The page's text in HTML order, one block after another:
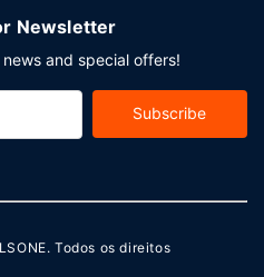
Newsletter
and special offers!
Subscribe
. Todos os direitos